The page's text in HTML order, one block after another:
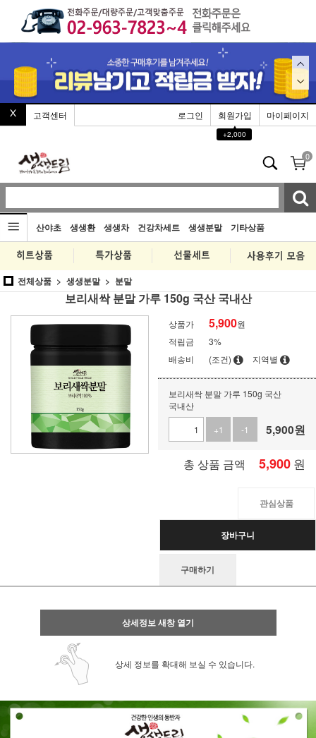
고객센터 로그인 회원가입
▲
+2,000
마이페이지
0
산야초 생생환 생생차 건강차세트 생생분말 기타상품
전체상품 생생분말 분말
보리새싹 분말 가루 150g 국산 국내산
상품가 5,900원
적립금
3%
배송비
(조건) 지역별
보리새싹 분말 가루 150g 국산
국내산
+1
-1 5,900원
총 상품 금액 5,900 원
관심상품
장바구니
구매하기
상세정보 새창 열기
상세 정보를 확대해 보실 수 있습니다.